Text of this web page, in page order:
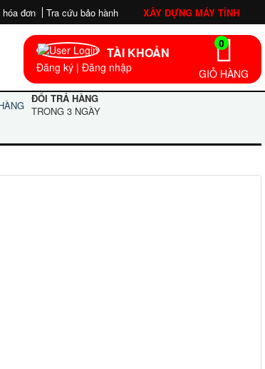
hóa đơn Tra cứu bảo hành XÂY DỰNG MÁY TÍNH
TÀI KHOẢN
Đăng ký | Đăng nhập
0
GIỎ HÀNG
ĐỔI TRẢ HÀNG
TRONG 3 NGÀY